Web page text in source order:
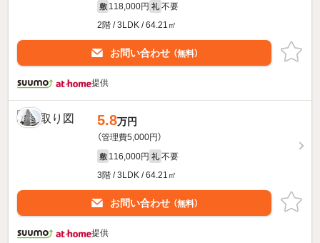
敷 118,000円 礼 不要
2階 / 3LDK / 64.21㎡
お問い合わせ （無料）
提供
5.8万円
（管理費5,000円）
敷 116,000円 礼 不要
3階 / 3LDK / 64.21㎡
お問い合わせ （無料）
提供